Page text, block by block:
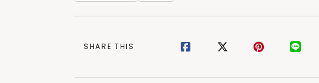
SHARE THIS